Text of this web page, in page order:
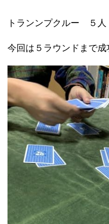
トランンプクルー ５
今回は５ラウンドまで成